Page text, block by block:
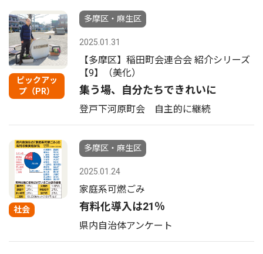
ピックアッ
プ（PR）
多摩区・麻生区
2025.01.31
【多摩区】稲田町会連合会 紹介シリーズ
【9】（美化）
集う場、自分たちできれいに
登戸下河原町会 自主的に継続
社会
多摩区・麻生区
2025.01.24
家庭系可燃ごみ
有料化導入は21％
県内自治体アンケート